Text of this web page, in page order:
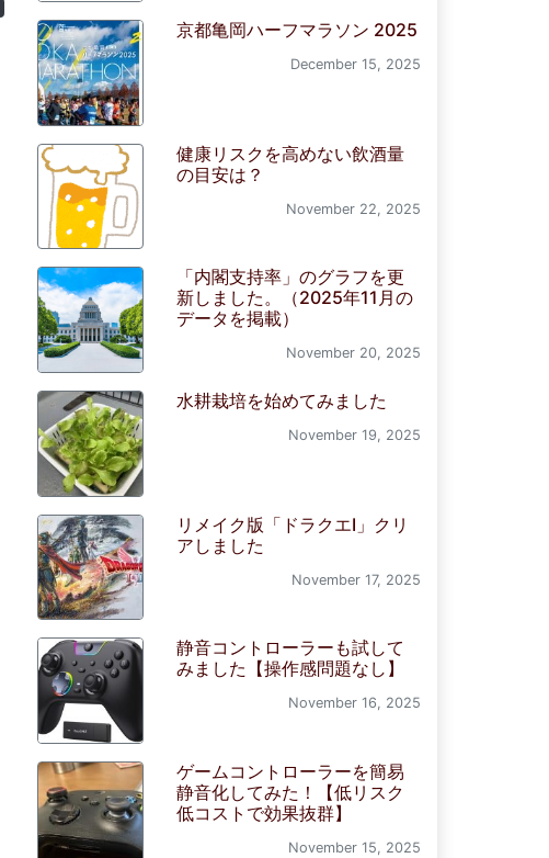
京都亀岡ハーフマラソン 2025
December 15, 2025
健康リスクを高めない飲酒量
の目安は？
November 22, 2025
「内閣支持率」のグラフを更
新しました。（2025年11月の
データを掲載）
November 20, 2025
水耕栽培を始めてみました
November 19, 2025
リメイク版「ドラクエI」クリ
アしました
November 17, 2025
静音コントローラーも試して
みました【操作感問題なし】
November 16, 2025
ゲームコントローラーを簡易
静音化してみた！【低リスク
低コストで効果抜群】
November 15, 2025